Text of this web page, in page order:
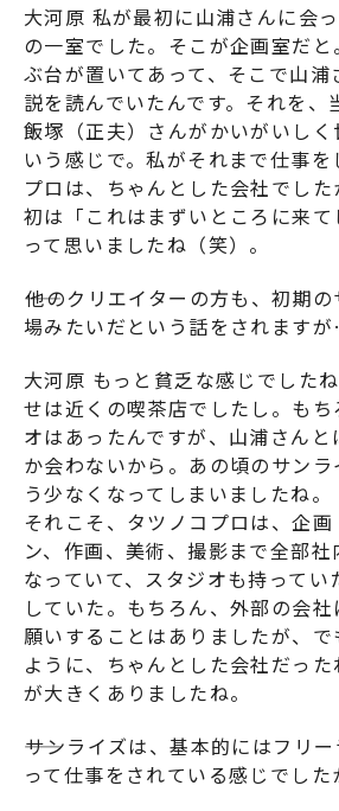
大河原 私が最初に山浦さんに会
の一室でした。そこが企画室だ
ぶ台が置いてあって、そこで山
説を読んでいたんです。それを、
飯塚（正夫）さんがかいがいしく
いう感じで。私がそれまで仕事
プロは、ちゃんとした会社でし
初は「これはまずいところに来て
って思いましたね（笑）。
――他のクリエイターの方も、初期
場みたいだという話をされます
大河原 もっと貧乏な感じでした
せは近くの喫茶店でしたし。も
オはあったんですが、山浦さんと
か会わないから。あの頃のサン
う少なくなってしまいましたね。
それこそ、タツノコプロは、企
ン、作画、美術、撮影まで全部
なっていて、スタジオも持ってい
していた。もちろん、外部の会
願いすることはありましたが、
ように、ちゃんとした会社だっ
が大きくありましたね。
――サンライズは、基本的にはフリ
って仕事をされている感じでした